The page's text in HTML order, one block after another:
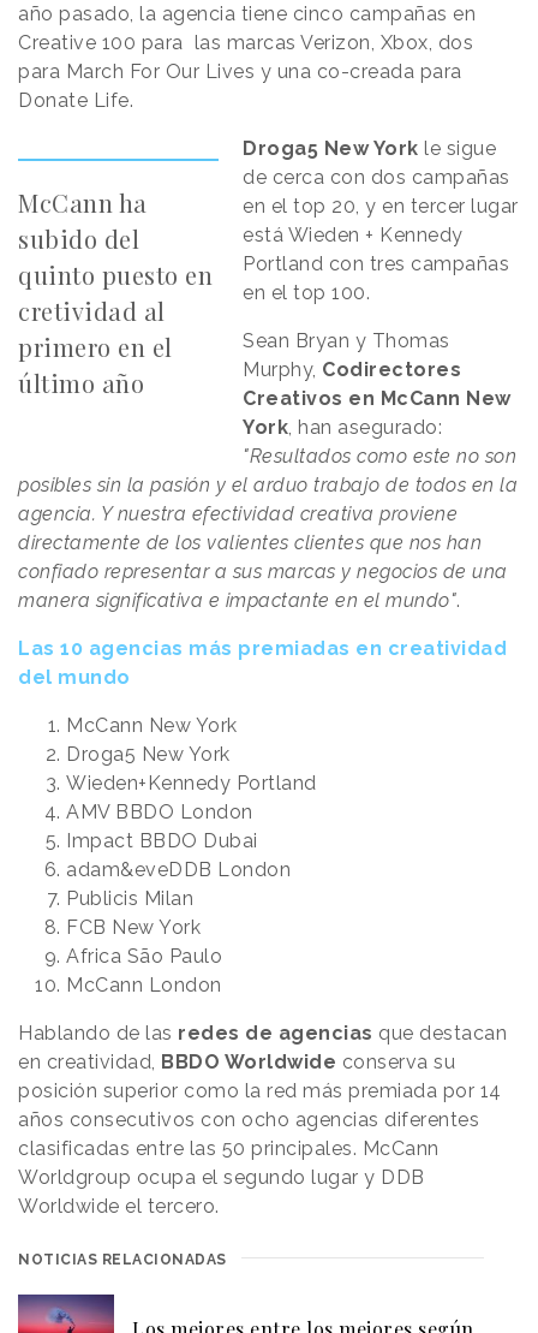
año pasado, la agencia tiene cinco campañas en
Creative 100 para las marcas Verizon, Xbox, dos
para March For Our Lives y una co-creada para
Donate Life.
McCann ha
subido del
quinto puesto en
cretividad al
primero en el
último año
Droga5 New York le sigue
de cerca con dos campañas
en el top 20, y en tercer lugar
está Wieden + Kennedy
Portland con tres campañas
en el top 100.
Sean Bryan y Thomas
Murphy, Codirectores
Creativos en McCann New
York , han asegurado:
"Resultados como este no son
posibles sin la pasión y el arduo trabajo de todos en la
agencia. Y nuestra efectividad creativa proviene
directamente de los valientes clientes que nos han
confiado representar a sus marcas y negocios de una
manera significativa e impactante en el mundo".
Las 10 agencias más premiadas en creatividad
del mundo
McCann New York
Droga5 New York
Wieden+Kennedy Portland
AMV BBDO London
Impact BBDO Dubai
adam&eveDDB London
Publicis Milan
FCB New York
Africa São Paulo
McCann London
Hablando de las redes de agencias que destacan
en creatividad, BBDO Worldwide conserva su
posición superior como la red más premiada por 14
años consecutivos con ocho agencias diferentes
clasificadas entre las 50 principales. McCann
Worldgroup ocupa el segundo lugar y DDB
Worldwide el tercero.
NOTICIAS RELACIONADAS